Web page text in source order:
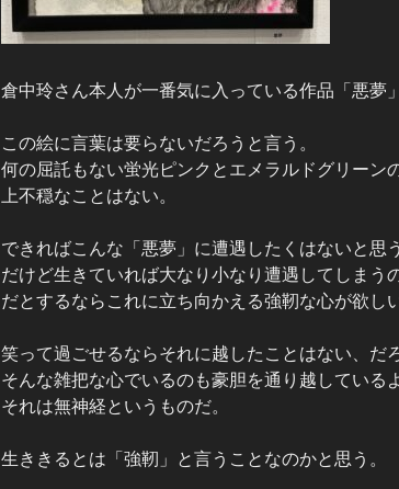
倉中玲さん本人が一番気に入っている作品「悪夢」
この絵に言葉は要らないだろうと言う。
何の屈託もない蛍光ピンクとエメラルドグリーン
上不穏なことはない。
できればこんな「悪夢」に遭遇したくはないと思
だけど生きていれば大なり小なり遭遇してしまう
だとするならこれに立ち向かえる強靭な心が欲しい
笑って過ごせるならそれに越したことはない、だ
そんな雑把な心でいるのも豪胆を通り越している
それは無神経というものだ。
生ききるとは「強靭」と言うことなのかと思う。